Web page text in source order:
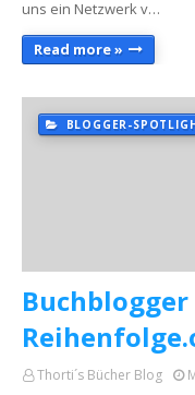
uns ein Netzwerk v…
Read more »
BLOGGER-
Thorti´s Bücher Blog